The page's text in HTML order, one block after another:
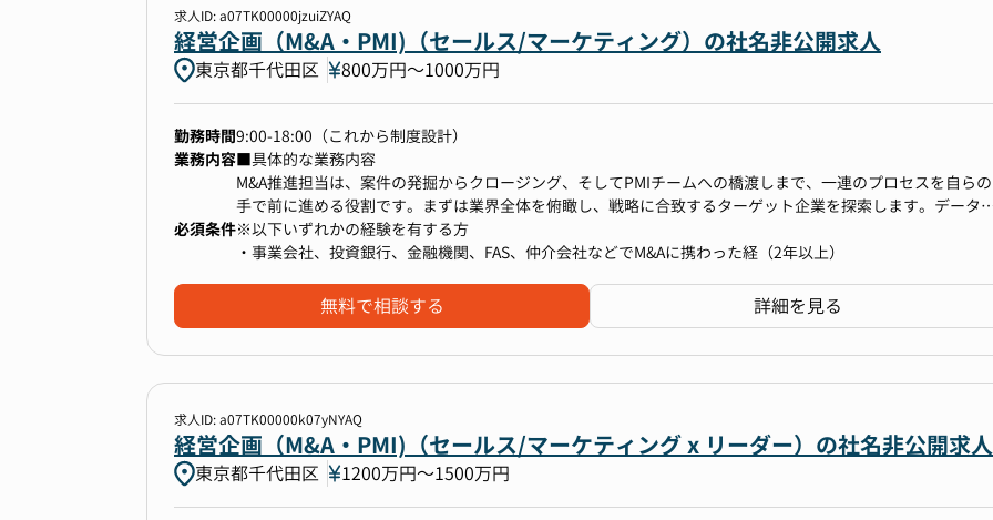
・合理性を重視し、DXやシステム化によって無駄な業務や会議を極力排除する文化
・年功序列を廃し、年齢や社歴に関わらず成果と実力を正当に評価する風土
【労務】
・入退社手続き・勤怠管理・給与管理
・各社の労務リスク管理(36協定、社労士レビュー対応)
・子会社の労務課題ヒアリングと改善提案の推進
・グループ全体の就業規則・人事制度運用ルールの整備
【経理】
・入金消込、小口現金精算
・請求・支払データのチェック、仕訳・月次決算サポート
・年次決算・税務申告対応(顧問税理士との調整含む)
・子会社の経理実務支援・内部統制整備
【総務】
・契約・稟議フローの整備と運用
・グループ各社の総務関連のサポート
・得意領域を軸にキャリアを拡張できる柔軟なポジション
例えば「労務+一部経理」や「経理+総務」といった兼務スタイルで、得意分野を活かしながら新しい領域へチ
ャレンジできます。
求人ID: a07TK00000jzuiZYAQ
経営企画（M&A・PMI)（セールス/マーケティング）の社名非公開求人
東京都千代田区 800万円〜1000万円
勤務時間9:00-18:00（これから制度設計）
業務内容■具体的な業務内容
M&A推進担当は、案件の発掘からクロージング、そしてPMIチームへの橋渡しまで、一連のプロセスを自らの
手で前に進める役割です。まずは業界全体を俯瞰し、戦略に合致するターゲット企業を探索します。データ
ースや業界ネットワークを駆使して候補リストを作成し、経営陣やPEファンドとディスカッションを重ねなが
ら優先順位を決定します。
ます。面談や資料レビューを通じて、将来的なシナジーやリスクの仮説を立て、投資判断に必要な情報を整理
条件交渉フェーズでは、契約条件のすり合わせや基本合意書、最終契約書のドラフトレビューを進め、関係者
間で合意形成を図ります。クロージングが完了した後は、PMI/バリューアップチームへ情報を引き継ぎ、買収
後の統合や成長施策がスムーズにスタートできる状態を整えていただきます。
この役割は単なるM&A実務にとどまりません。分散しているWebマーケティング業界をつなぎ、企業同士が補
完し合いながら成長する新しいエコシステムをつくる。業界初の取り組みの最前線でご活躍いただくポジシ
必須条件※以下いずれかの経験を有する方
・事業会社、投資銀行、金融機関、FAS、仲介会社などでM&Aに携わった経（2年以上）
無料で相談する 詳細を見る
求人ID: a07TK00000k07yNYAQ
経営企画（M&A・PMI)（セールス/マーケティング x リーダー）の社名非公開求人
東京都千代田区 1200万円〜1500万円